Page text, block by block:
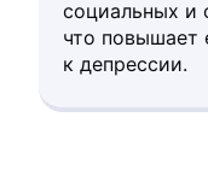
социальных и
что повышает
к депрессии.